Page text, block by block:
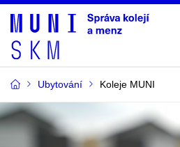
Ubytování Koleje MUNI